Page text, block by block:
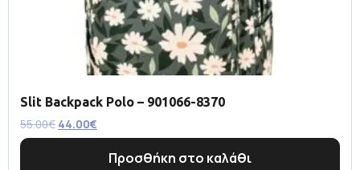
Slit Backpack Polo – 901066-8370
55.00€ 44.00€
Προσθήκη στο καλάθι